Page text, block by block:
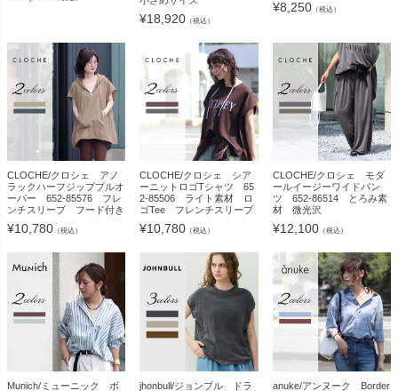
¥18,920 （税込）
¥8,250（税込）
CLOCHE/クロシェ アノ
ラックハーフジッププルオ
ーバー 652-85576 フレ
ンチスリーブ フード付き
¥10,780 （税込）
CLOCHE/クロシェ シア
ーニットロゴTシャツ 65
2-85506 ライト素材 ロ
ゴTee フレンチスリーブ
¥10,780 （税込）
CLOCHE/クロシェ モダ
ールイージーワイドパン
ツ 652-86514 とろみ素
材 微光沢
¥12,100（税込）
Munich/ミューニック ボ
jhonbull/ジョンブル ドラ
anuke/アンヌーク Border